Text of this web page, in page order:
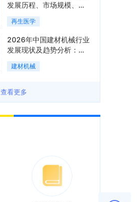
发展历程、市场规模、相
关政策、产业链、竞争格
局及发展潜力分析「图」
再生医学
2026年中国建材机械行业
发展现状及趋势分析：企
业加速向“装备+系统+服
务”综合服务商转型「图」
建材机械
查看更多